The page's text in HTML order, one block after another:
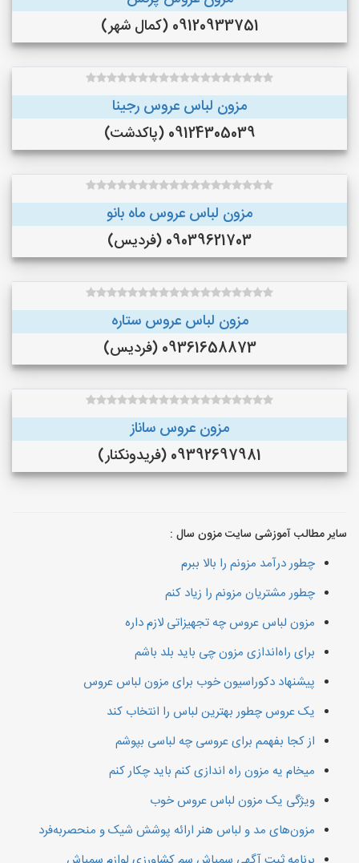
09120933751 (کمال شهر)
مزون لباس عروس رجینا
09124305039 (پاکدشت)
مزون لباس عروس ماه بانو
09039621703 (فردیس)
مزون لباس عروس ستاره
09361658873 (فردیس)
مزون عروس ساناز
09392697981 (فريدونكنار)
سایر مطالب آموزشی سایت مزون سال :
چطور درآمد مزونم را بالا ببرم
چطور مشتریان مزونم را زیاد کنم
مزون لباس عروس چه تجهیزاتی لازم داره
برای راه‌اندازی مزون چی باید بلد باشم
پیشنهاد دکوراسیون خوب برای مزون لباس عروس
یک عروس چطور بهترین لباس را انتخاب کند
از کجا بفهمم برای عروسی چه لباسی بپوشم
میخام یه مزون راه اندازی کنم باید چکار کنم
ویژگی یک مزون لباس عروس خوب
مزون‌های مد و لباس هنر ارائه پوشش شیک و منحصربه‌فرد